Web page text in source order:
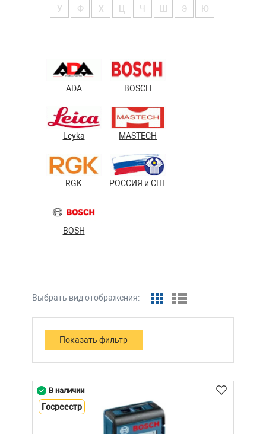
У Ф Х Ч Э Ю
ADA BOSCH
Leyka MASTECH
RGK РОССИЯ и СНГ
BOSH
Выбрать вид отображения:
В наличии
Госреестр